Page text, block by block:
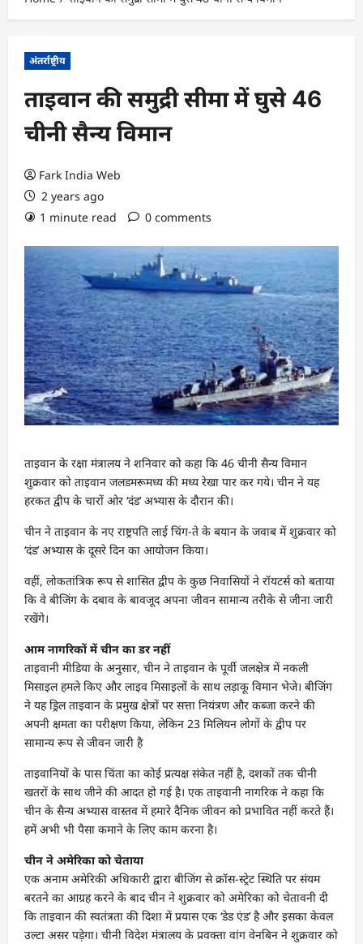
अंतर्राष्ट्रीय
ताइवान की समुद्री सीमा में घुसे 46
चीनी सैन्य विमान
Fark India Web
2 years ago
1 minute read
0 comments
ताइवान के रक्षा मंत्रालय ने शनिवार को कहा कि 46 चीनी सैन्य विमान
शुक्रवार को ताइवान जलडमरूमध्य की मध्य रेखा पार कर गये। चीन ने यह
हरकत द्वीप के चारों ओर ‘दंड’ अभ्यास के दौरान की।
चीन ने ताइवान के नए राष्ट्रपति लाई चिंग-ते के बयान के जवाब में शुक्रवार को
‘दंड’ अभ्यास के दूसरे दिन का आयोजन किया।
वहीं, लोकतांत्रिक रूप से शासित द्वीप के कुछ निवासियों ने रॉयटर्स को बताया
कि वे बीजिंग के दबाव के बावजूद अपना जीवन सामान्य तरीके से जीना जारी
रखेंगे।
आम नागरिकों में चीन का डर नहीं
ताइवानी मीडिया के अनुसार, चीन ने ताइवान के पूर्वी जलक्षेत्र में नकली
मिसाइल हमले किए और लाइव मिसाइलों के साथ लड़ाकू विमान भेजे। बीजिंग
ने यह ड्र‍िल ताइवान के प्रमुख क्षेत्रों पर सत्ता नियंत्रण और कब्‍जा करने की
अपनी क्षमता का परीक्षण किया, लेकिन 23 मिलियन लोगों के द्वीप पर
सामान्‍य रूप से जीवन जारी है
ताइवानियों के पास चिंता का कोई प्रत्यक्ष संकेत नहीं है, दशकों तक चीनी
खतरों के साथ जीने की आदत हो गई है। एक ताइवानी नागरिक ने कहा कि
चीन के सैन्य अभ्यास वास्तव में हमारे दैनिक जीवन को प्रभावित नहीं करते हैं।
हमें अभी भी पैसा कमाने के लिए काम करना है।
चीन ने अमेरिका को चेताया
एक अनाम अमेरिकी अधिकारी द्वारा बीजिंग से क्रॉस-स्ट्रेट स्थिति पर संयम
बरतने का आग्रह करने के बाद चीन ने शुक्रवार को अमेरिका को चेतावनी दी
कि ताइवान की स्वतंत्रता की दिशा में प्रयास एक ‘डेड एंड’ है और इसका केवल
उल्टा असर पड़ेगा। चीनी विदेश मंत्रालय के प्रवक्ता वांग वेनबिन ने शुक्रवार को